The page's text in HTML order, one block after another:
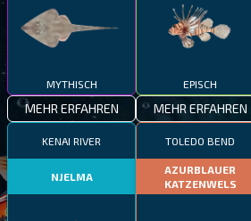
MYTHISCH
MEHR ERFAHREN
EPISCH
MEHR ERFAHREN
KENAI RIVER
NJELMA
TOLEDO BEND
AZURBLAUER
KATZENWELS